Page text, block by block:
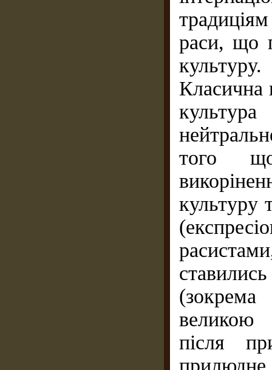
раси, що
культуру.
Класична
того
культуру
великою
після
прилюдне